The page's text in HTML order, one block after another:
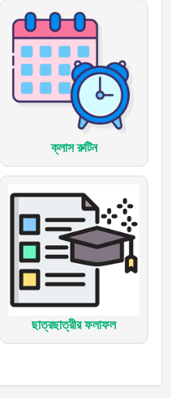
ক্লাস রুটিন
ছাত্রছাত্রীর ফলাফল